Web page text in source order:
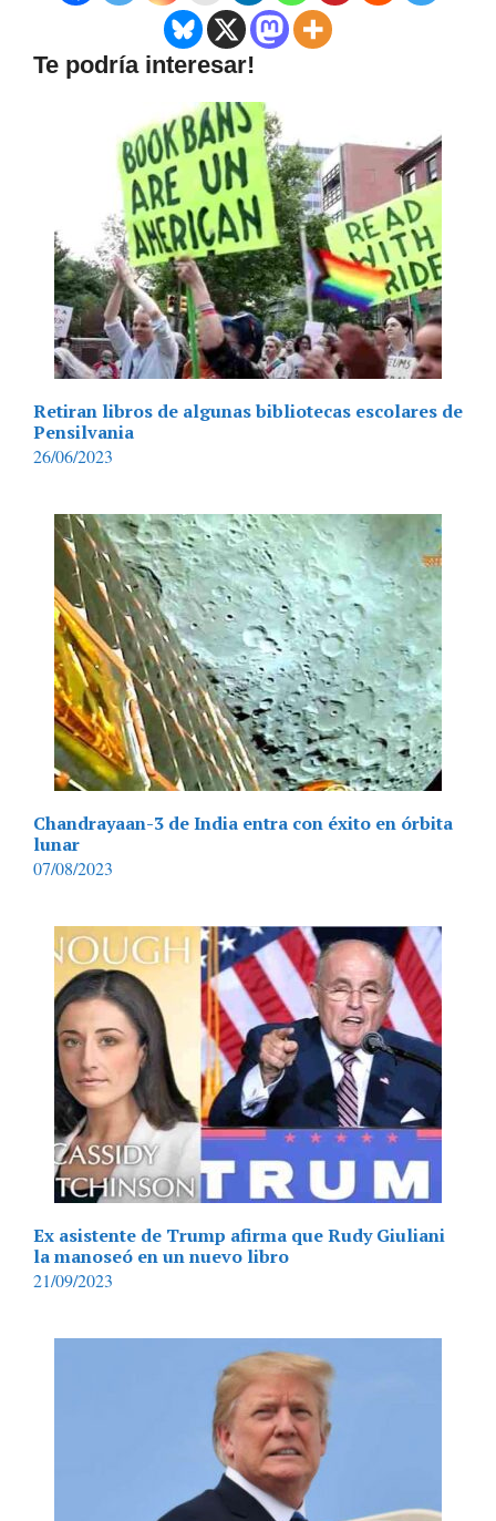
Te podría interesar!
Retiran libros de algunas bibliotecas escolares de
Pensilvania
26/06/2023
Chandrayaan-3 de India entra con éxito en órbita
lunar
07/08/2023
Ex asistente de Trump afirma que Rudy Giuliani
la manoseó en un nuevo libro
21/09/2023